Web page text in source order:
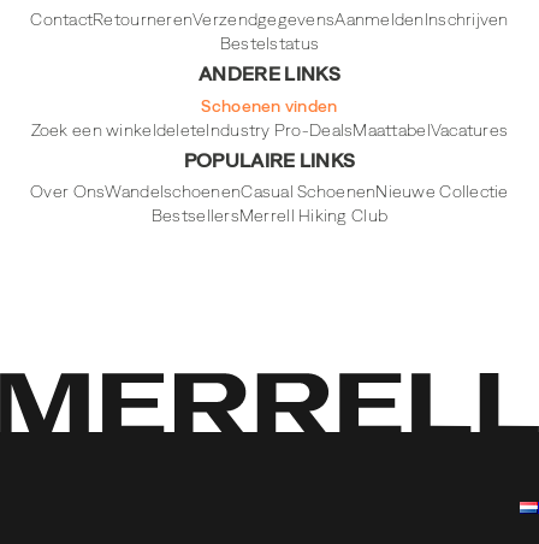
ContactRetournerenVerzendgegevensAanmeldenInschrijven
Bestelstatus
ANDERE LINKS
Schoenen vinden
Zoek een winkeldeleteIndustry Pro-DealsMaattabelVacatures
POPULAIRE LINKS
Over OnsWandelschoenenCasual SchoenenNieuwe Collectie
BestsellersMerrell Hiking Club